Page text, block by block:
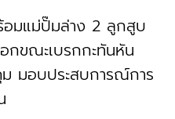
อมแม่ปั๊มล่าง 2 ลูกสูบ
กขณะเบรกกะทันหัน
ม มอบประสบการณ์การ